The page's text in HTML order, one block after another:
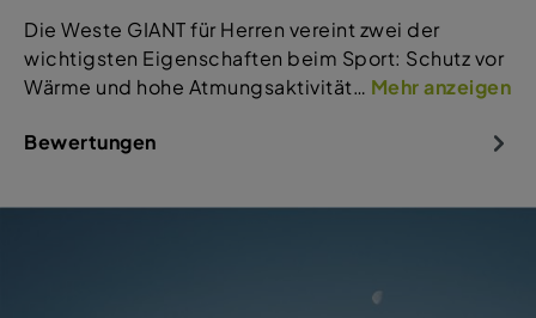
Die Weste GIANT für Herren vereint zwei der
wichtigsten Eigenschaften beim Sport: Schutz vor
Wärme und hohe Atmungsaktivität… Mehr anzeigen
Bewertungen